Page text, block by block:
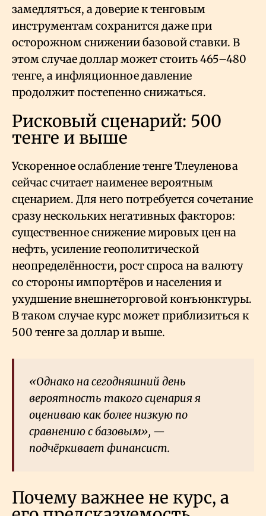
замедляться, а доверие к тенговым
инструментам сохранится даже при
осторожном снижении базовой ставки. В
этом случае доллар может стоить 465–480
тенге, а инфляционное давление
продолжит постепенно снижаться.
Рисковый сценарий: 500
тенге и выше
Ускоренное ослабление тенге Тлеуленова
сейчас считает наименее вероятным
сценарием. Для него потребуется сочетание
сразу нескольких негативных факторов:
существенное снижение мировых цен на
нефть, усиление геополитической
неопределённости, рост спроса на валюту
со стороны импортёров и населения и
ухудшение внешнеторговой конъюнктуры.
В таком случае курс может приблизиться к
500 тенге за доллар и выше.
«Однако на сегодняшний день
вероятность такого сценария я
оцениваю как более низкую по
сравнению с базовым», —
подчёркивает финансист.
Почему важнее не курс, а